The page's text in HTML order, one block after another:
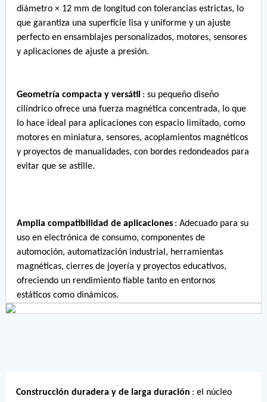
diámetro × 12 mm de longitud con tolerancias estrictas, lo
que garantiza una superficie lisa y uniforme y un ajuste
perfecto en ensamblajes personalizados, motores, sensores
y aplicaciones de ajuste a presión.
Geometría compacta y versátil : su pequeño diseño
cilíndrico ofrece una fuerza magnética concentrada, lo que
lo hace ideal para aplicaciones con espacio limitado, como
motores en miniatura, sensores, acoplamientos magnéticos
y proyectos de manualidades, con bordes redondeados para
evitar que se astille.
Amplia compatibilidad de aplicaciones : Adecuado para su
uso en electrónica de consumo, componentes de
automoción, automatización industrial, herramientas
magnéticas, cierres de joyería y proyectos educativos,
ofreciendo un rendimiento fiable tanto en entornos
estáticos como dinámicos.
Construcción duradera y de larga duración : el núcleo